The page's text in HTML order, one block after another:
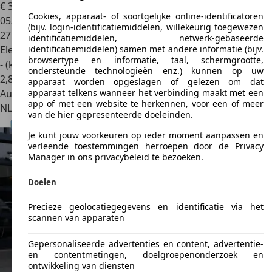
€ 30.750
05/2025
27.455 km
Elektrisch
- (kWh/100 km)
2,8
Autobedrijf
NL 9207 GLDrachten
Cookies, apparaat- of soortgelijke online-identificatoren
(bijv. login-identificatiemiddelen, willekeurig toegewezen
identificatiemiddelen, netwerk-gebaseerde
identificatiemiddelen) samen met andere informatie (bijv.
browsertype en informatie, taal, schermgrootte,
ondersteunde technologieën enz.) kunnen op uw
apparaat worden opgeslagen of gelezen om dat
apparaat telkens wanneer het verbinding maakt met een
app of met een website te herkennen, voor een of meer
van de hier gepresenteerde doeleinden.
Je kunt jouw voorkeuren op ieder moment aanpassen en
verleende toestemmingen herroepen door de Privacy
Manager in ons privacybeleid te bezoeken.
Doelen
Precieze geolocatiegegevens en identificatie via het
scannen van apparaten
Gepersonaliseerde advertenties en content, advertentie-
en contentmetingen, doelgroepenonderzoek en
ontwikkeling van diensten